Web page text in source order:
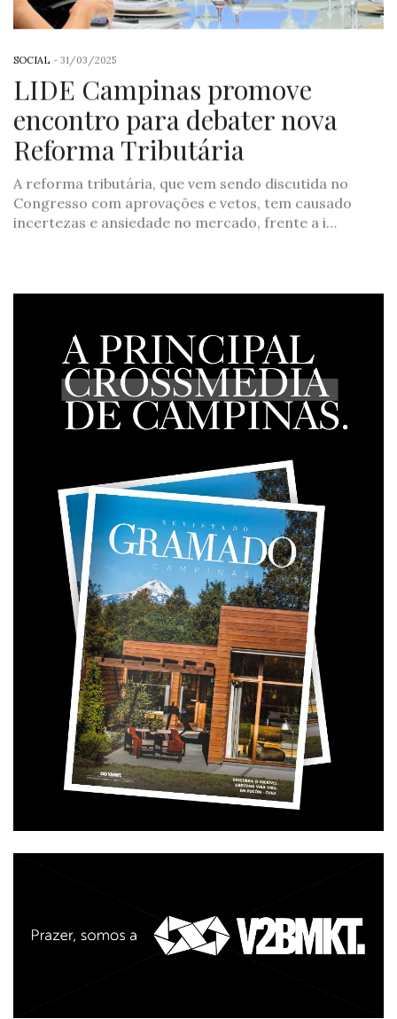
SOCIAL - 31/03/2025
LIDE Campinas promove
encontro para debater nova
Reforma Tributária
A reforma tributária, que vem sendo discutida no
Congresso com aprovações e vetos, tem causado
incertezas e ansiedade no mercado, frente a i…